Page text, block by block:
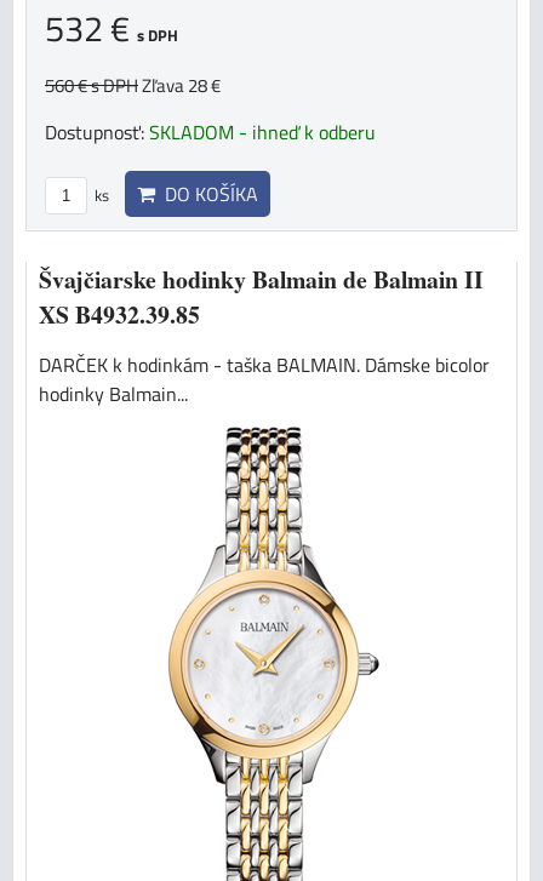
532 € s DPH
560 €s DPHZľava 28 €
Dostupnosť:SKLADOM - ihneď k odberu
ks DO KOŠÍKA
Švajčiarske hodinky Balmain de Balmain II
XS B4932.39.85
DARČEK k hodinkám - taška BALMAIN. Dámske bicolor
hodinky Balmain...